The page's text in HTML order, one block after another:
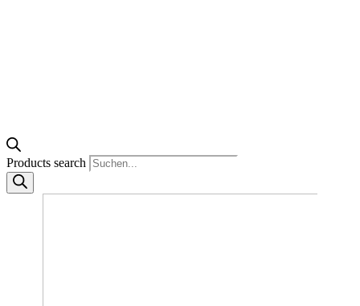
Products search